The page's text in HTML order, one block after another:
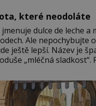
které neodoláte
dulce de leche a
Ale nepochybujte
ještě lepší. Název je
„mléčná sladkost“.
latinskoamerických
traduje,